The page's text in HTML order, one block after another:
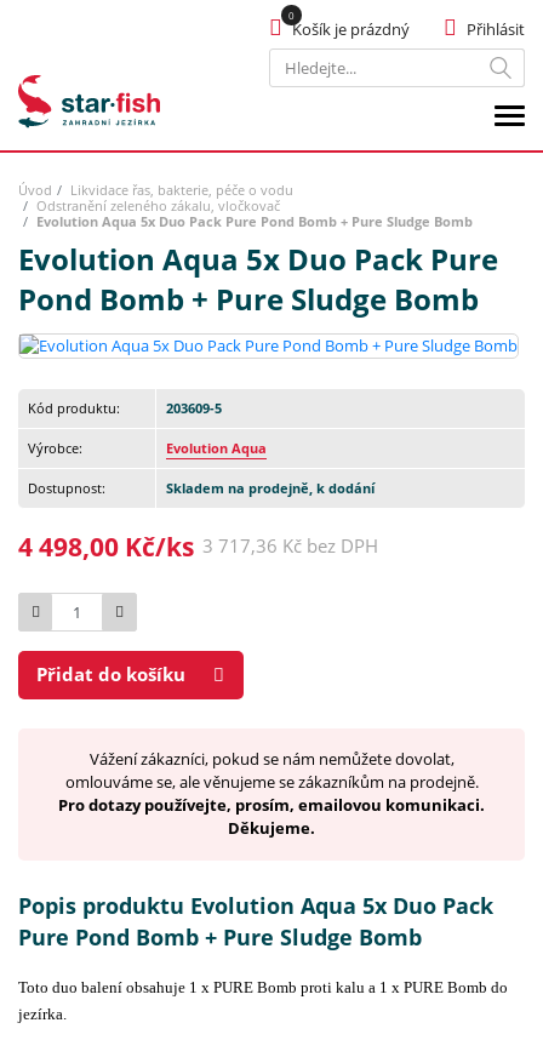
Hledat
Přihlásit
Košík je prázdný
Úvod
Likvidace řas, bakterie, péče o vodu
Odstranění zeleného zákalu, vločkovač
Evolution Aqua 5x Duo Pack Pure Pond Bomb + Pure Sludge Bomb
Evolution Aqua 5x Duo Pack Pure
Pond Bomb + Pure Sludge Bomb
Kód produktu: 203609-5
Výrobce: Evolution Aqua
Dostupnost: Skladem na prodejně, k dodání
4 498,00 Kč/ks 3 717,36 Kč bez DPH
Počet
Přidat do košíku
Vážení zákazníci, pokud se nám nemůžete dovolat,
omlouváme se, ale věnujeme se zákazníkům na prodejně.
Pro dotazy používejte, prosím, emailovou komunikaci.
Děkujeme.
Popis produktu Evolution Aqua 5x Duo Pack
Pure Pond Bomb + Pure Sludge Bomb
Toto duo balení obsahuje 1 x PURE Bomb proti kalu a 1 x PURE Bomb do
jezírka.